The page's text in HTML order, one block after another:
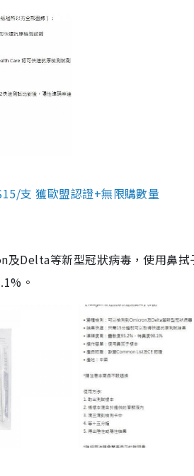
支 獲歐盟認證+無限購數量
及Delta等新型冠狀病毒，使用鼻拭
。